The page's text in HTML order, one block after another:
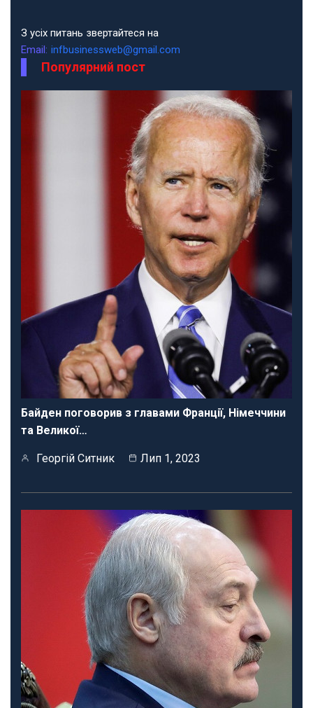
З усіх питань звертайтеся на
Email: infbusinessweb@gmail.com
Популярний пост
Байден поговорив з главами Франції, Німеччини
та Великої…
Георгій Ситник Лип 1, 2023